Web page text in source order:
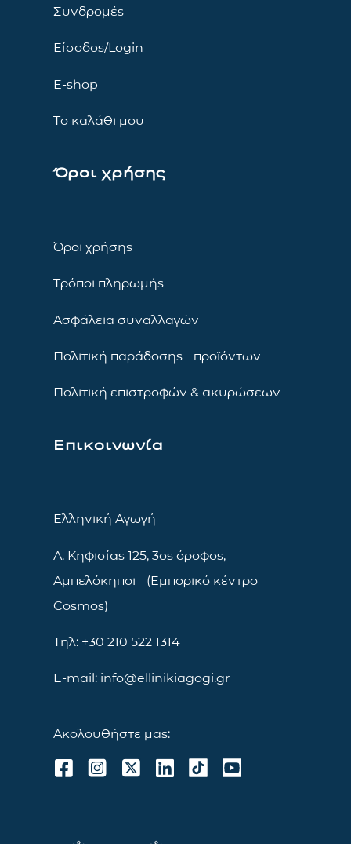
Συνδρομές
Είσοδος/Login
E-shop
Το καλάθι μου
Όροι χρήσης
Όροι χρήσης
Τρόποι πληρωμής
Ασφάλεια συναλλαγών
Πολιτική παράδοσης προϊόντων
Πολιτική επιστροφών & ακυρώσεων
Επικοινωνία
Ελληνική Αγωγή
Λ. Κηφισίας 125, 3ος όροφος,
Αμπελόκηποι (Εμπορικό κέντρο
Cosmos)
Τηλ: +30 210 522 1314
E-mail: info@ellinikiagogi.gr
Ακολουθήστε μας: